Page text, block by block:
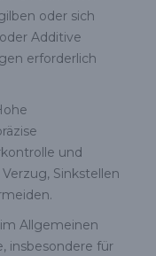
oder sich
Additive
erforderlich
und
Sinkstellen
Allgemeinen
insbesondere für